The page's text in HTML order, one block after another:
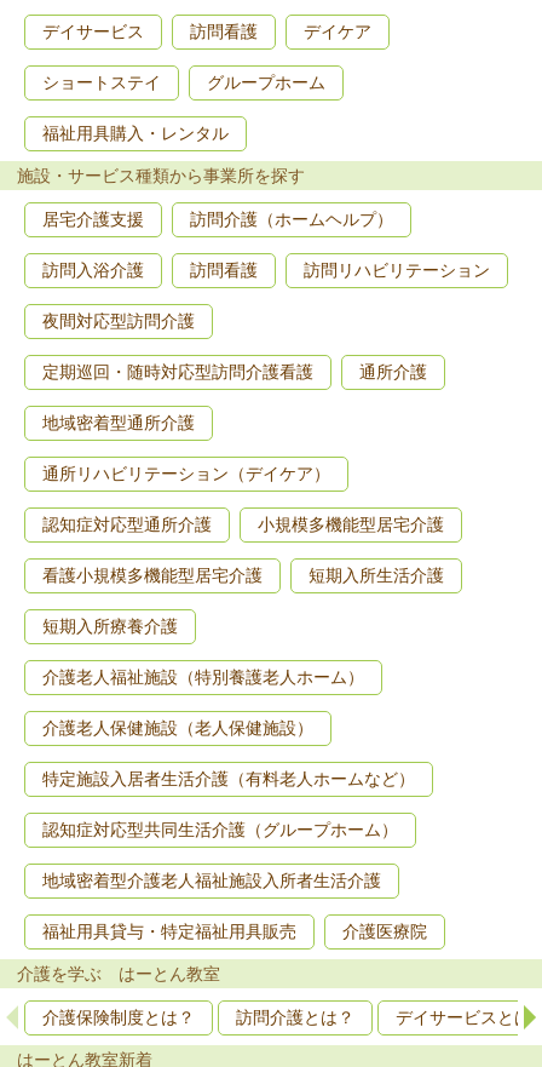
デイサービス 訪問看護 デイケア
ショートステイ グループホーム
福祉用具購入・レンタル
施設・サービス種類から事業所を探す
居宅介護支援 訪問介護（ホームヘルプ）
訪問入浴介護 訪問看護 訪問リハビリテーション
夜間対応型訪問介護
定期巡回・随時対応型訪問介護看護 通所介護
地域密着型通所介護
通所リハビリテーション（デイケア）
認知症対応型通所介護 小規模多機能型居宅介護
看護小規模多機能型居宅介護 短期入所生活介護
短期入所療養介護
介護老人福祉施設（特別養護老人ホーム）
介護老人保健施設（老人保健施設）
特定施設入居者生活介護（有料老人ホームなど）
認知症対応型共同生活介護（グループホーム）
地域密着型介護老人福祉施設入所者生活介護
福祉用具貸与・特定福祉用具販売 介護医療院
介護を学ぶ はーとん教室
介護保険制度とは？ 訪問介護とは？ デイサービスとは
はーとん教室新着